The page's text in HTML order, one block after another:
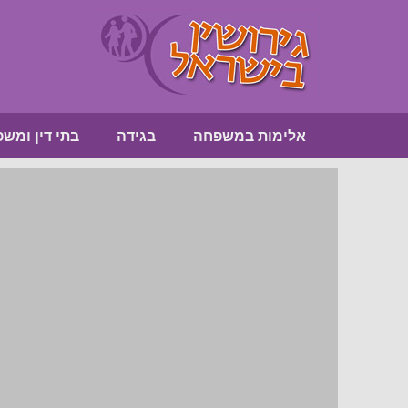
אלימות במשפחה בגידה בתי דין